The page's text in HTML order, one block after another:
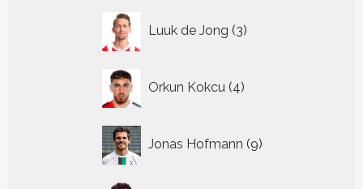
Luuk de Jong 3
producten
Orkun Kokcu 4
producten
Jonas Hofmann 9
producten